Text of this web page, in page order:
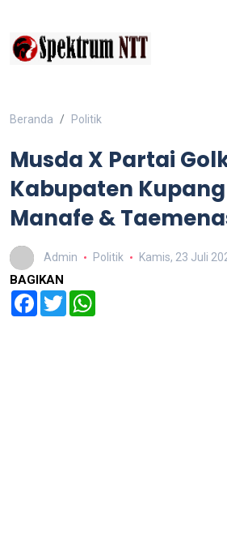
Beranda Politik
Musda X Partai
Kabupaten
Manafe &
Admin Politik Kamis, 23 Juli
BAGIKAN
Facebook
Twitter